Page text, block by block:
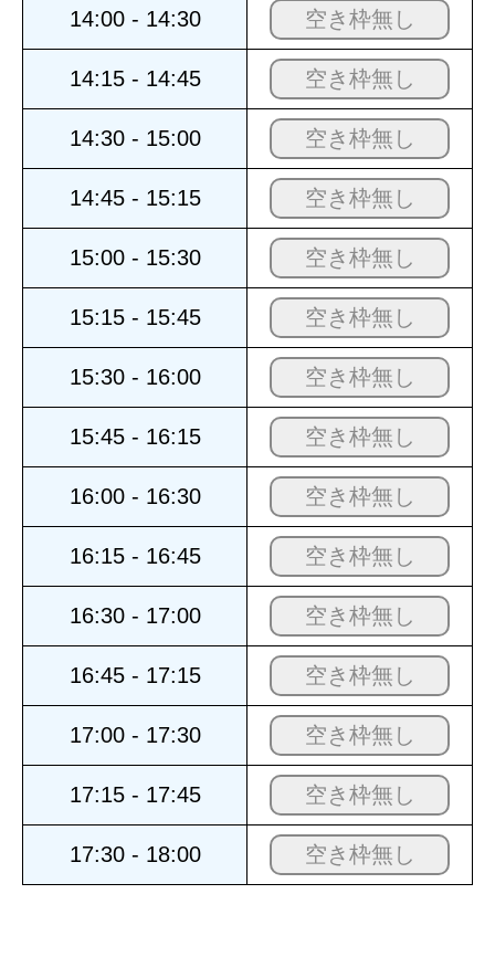
14:00 - 14:30 空き枠無し
14:15 - 14:45 空き枠無し
14:30 - 15:00 空き枠無し
14:45 - 15:15 空き枠無し
15:00 - 15:30 空き枠無し
15:15 - 15:45 空き枠無し
15:30 - 16:00 空き枠無し
15:45 - 16:15 空き枠無し
16:00 - 16:30 空き枠無し
16:15 - 16:45 空き枠無し
16:30 - 17:00 空き枠無し
16:45 - 17:15 空き枠無し
17:00 - 17:30 空き枠無し
17:15 - 17:45 空き枠無し
17:30 - 18:00 空き枠無し